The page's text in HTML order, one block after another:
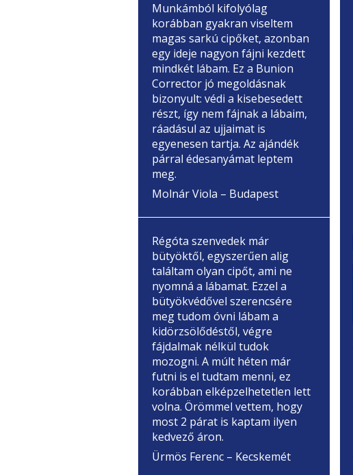
Munkámból kifolyólag
korábban gyakran viseltem
magas sarkú cipőket, azonban
egy ideje nagyon fájni kezdett
mindkét lábam. Ez a Bunion
Corrector jó megoldásnak
bizonyult: védi a kisebesedett
részt, így nem fájnak a lábaim,
ráadásul az ujjaimat is
egyenesen tartja. Az ajándék
párral édesanyámat leptem
meg.
Molnár Viola – Budapest
Régóta szenvedek már
bütyöktől, egyszerűen alig
találtam olyan cipőt, ami ne
nyomná a lábamat. Ezzel a
bütyökvédővel szerencsére
meg tudom óvni lábam a
kidörzsölődéstől, végre
fájdalmak nélkül tudok
mozogni. A múlt héten már
futni is el tudtam menni, ez
korábban elképzelhetetlen lett
volna. Örömmel vettem, hogy
most 2 párat is kaptam ilyen
kedvező áron.
Ürmös Ferenc – Kecskemét